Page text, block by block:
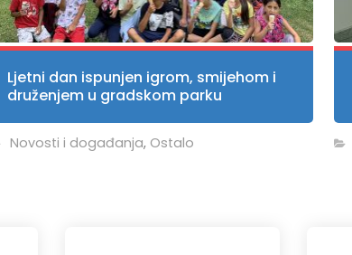
Ljetni dan ispunjen igrom, smijehom i
druženjem u gradskom parku
Novosti i događanja, Ostalo